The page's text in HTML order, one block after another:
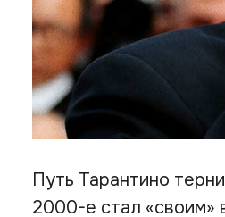
Путь Тарантино
2000-е стал «своим»